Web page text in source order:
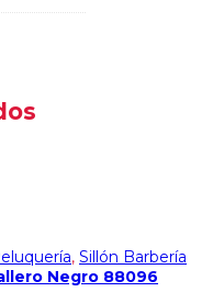
, Sillón Barbería
Negro 88096